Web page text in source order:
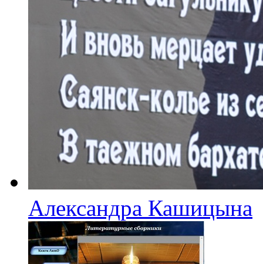
Александра Кашицына